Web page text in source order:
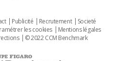
Publicité Recrutement
Societé
les cookies
Mentions légales
© 2022 CCM Benchmark